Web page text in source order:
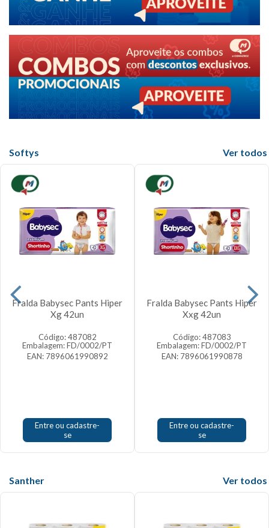
Softys
Fralda Babysec Pants Hiper
Xg 42un
Código: 487082
Embalagem: FD/0002/PT
EAN: 7896061990892
Entre ou cadastre-
se
Fralda Babysec Pants Hiper
Xxg 42un
Código: 487083
Embalagem: FD/0002/PT
EAN: 7896061990878
Entre ou cadastre-
se
Santher